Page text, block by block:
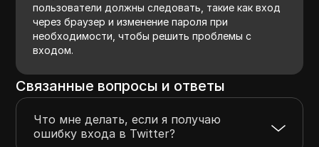
пользователи должны следовать, такие как вход
через браузер и изменение пароля при
необходимости, чтобы решить проблемы с
входом.
Связанные вопросы и ответы
Что мне делать, если я получаю
ошибку входа в Twitter?